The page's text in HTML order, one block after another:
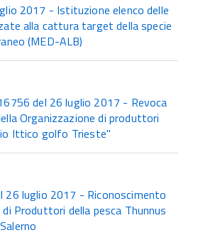
2017 - Istituzione elenco delle
alla cattura target della specie
(MED-ALB)
del 26 luglio 2017 - Revoca
Organizzazione di produttori
Ittico golfo Trieste"
26 luglio 2017 - Riconoscimento
Produttori della pesca Thunnus